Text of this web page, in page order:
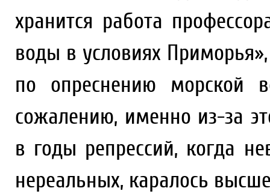
хранится работа
воды в условиях
по опреснению морской
сожалению, именно из-за
в годы репрессий, когда
нереальных, каралось